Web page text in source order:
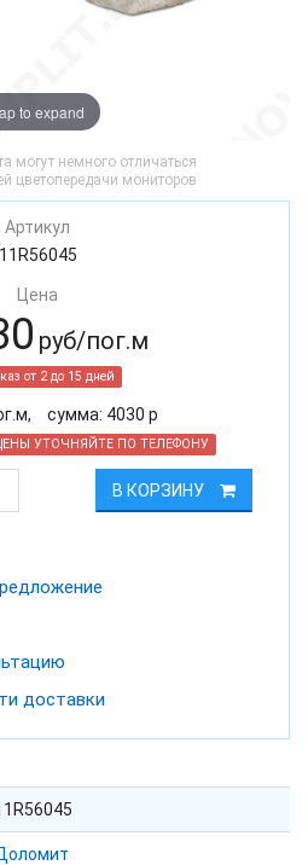
to expand
могут немного отличаться
цветопередачи мониторов
Артикул
11R56045
Цена
руб/пог.м
от 2 до 15 дней
cумма: 4030 р
УТОЧНЯЙТЕ ПО ТЕЛЕФОНУ
В КОРЗИНУ
доставки